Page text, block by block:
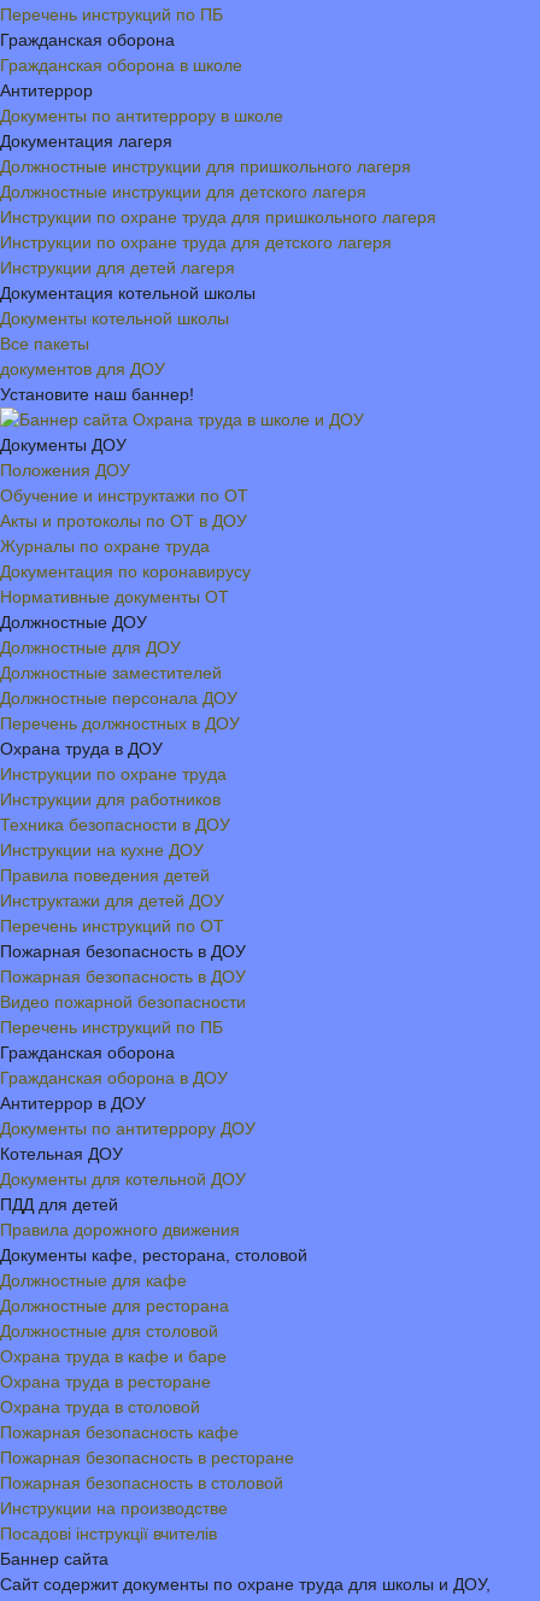
Перечень инструкций по ПБ
Гражданская оборона
Гражданская оборона в школе
Антитеррор
Документы по антитеррору в школе
Документация лагеря
Должностные инструкции для пришкольного лагеря
Должностные инструкции для детского лагеря
Инструкции по охране труда для пришкольного лагеря
Инструкции по охране труда для детского лагеря
Инструкции для детей лагеря
Документация котельной школы
Документы котельной школы
Все пакеты
документов для ДОУ
Установите наш баннер!
Документы ДОУ
Положения ДОУ
Обучение и инструктажи по ОТ
Акты и протоколы по ОТ в ДОУ
Журналы по охране труда
Документация по коронавирусу
Нормативные документы ОТ
Должностные ДОУ
Должностные для ДОУ
Должностные заместителей
Должностные персонала ДОУ
Перечень должностных в ДОУ
Охрана труда в ДОУ
Инструкции по охране труда
Инструкции для работников
Техника безопасности в ДОУ
Инструкции на кухне ДОУ
Правила поведения детей
Инструктажи для детей ДОУ
Перечень инструкций по ОТ
Пожарная безопасность в ДОУ
Пожарная безопасность в ДОУ
Видео пожарной безопасности
Перечень инструкций по ПБ
Гражданская оборона
Гражданская оборона в ДОУ
Антитеррор в ДОУ
Документы по антитеррору ДОУ
Котельная ДОУ
Документы для котельной ДОУ
ПДД для детей
Правила дорожного движения
Документы кафе, ресторана, столовой
Должностные для кафе
Должностные для ресторана
Должностные для столовой
Охрана труда в кафе и баре
Охрана труда в ресторане
Охрана труда в столовой
Пожарная безопасность кафе
Пожарная безопасность в ресторане
Пожарная безопасность в столовой
Инструкции на производстве
Посадові інструкції вчителів
Баннер сайта
Сайт содержит документы по охране труда для школы и ДОУ,